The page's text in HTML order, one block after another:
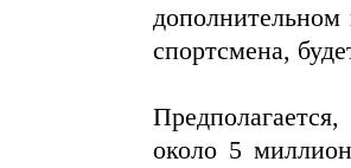
дополнительном
спортсмена,
около 5